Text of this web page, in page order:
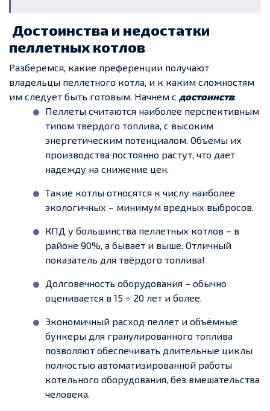
Достоинства и недостатки
пеллетных котлов
Разберемся, какие преференции получают
владельцы пеллетного котла, и к каким сложностям
им следует быть готовым. Начнем с достоинств:
Пеллеты считаются наиболее перспективным
типом твёрдого топлива, с высоким
энергетическим потенциалом. Объемы их
производства постоянно растут, что дает
надежду на снижение цен.
Такие котлы относятся к числу наиболее
экологичных – минимум вредных выбросов.
КПД у большинства пеллетных котлов – в
районе 90%, а бывает и выше. Отличный
показатель для твёрдого топлива!
Долговечность оборудования – обычно
оценивается в 15 ÷ 20 лет и более.
Экономичный расход пеллет и объёмные
бункеры для гранулированного топлива
позволяют обеспечивать длительные циклы
полностью автоматизированной работы
котельного оборудования, без вмешательства
человека.